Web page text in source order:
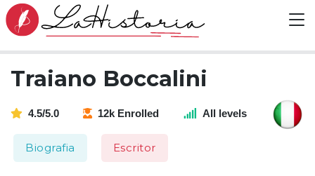
Traiano Boccalini
4.5/5.0 12k Enrolled All levels
Biografia Escritor